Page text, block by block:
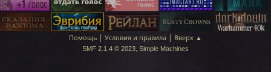
Помощь | Условия и правила | Вверх ▲
SMF 2.1.4 © 2023, Simple Machines